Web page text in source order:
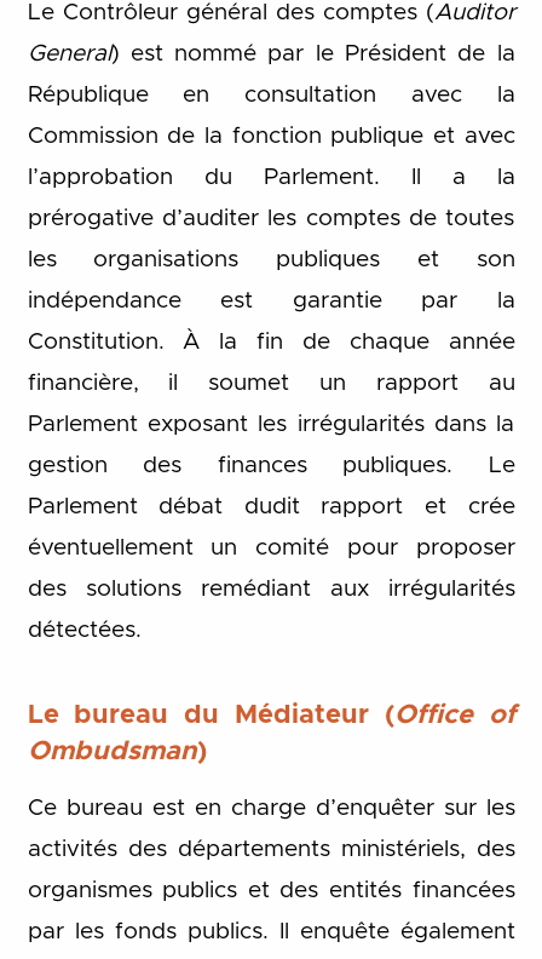
Le Contrôleur général des comptes (Auditor
General) est nommé par le Président de la
République en consultation avec la
Commission de la fonction publique et avec
l’approbation du Parlement. Il a la
prérogative d’auditer les comptes de toutes
les organisations publiques et son
indépendance est garantie par la
Constitution. À la fin de chaque année
financière, il soumet un rapport au
Parlement exposant les irrégularités dans la
gestion des finances publiques. Le
Parlement débat dudit rapport et crée
éventuellement un comité pour proposer
des solutions remédiant aux irrégularités
détectées.
Le bureau du Médiateur (Office of
Ombudsman)
Ce bureau est en charge d’enquêter sur les
activités des départements ministériels, des
organismes publics et des entités financées
par les fonds publics. Il enquête également